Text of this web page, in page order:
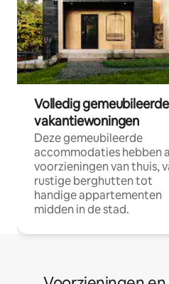
Volledig gemeubileerde
vakantiewoningen
Deze gemeubileerde
accommodaties hebben
voorzieningen van thuis,
rustige berghutten tot
handige appartementen
midden in de stad.